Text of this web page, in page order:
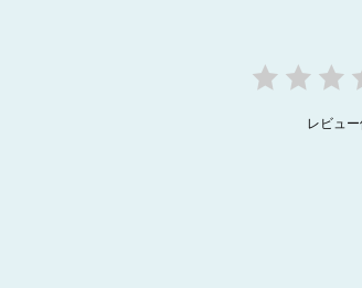
レビュー